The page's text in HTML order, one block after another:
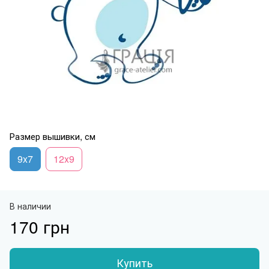
Размер вышивки, см
9x7 12x9
В наличии
170 грн
Купить